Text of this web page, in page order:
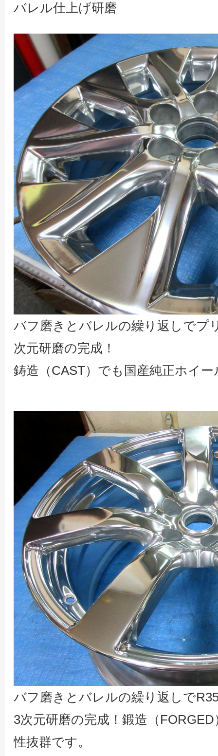
バレル仕上げ研磨
バフ磨きとバレルの繰り返しでプ
次元研磨の完成！
鋳造（CAST）でも国産純正ホイ
バフ磨きとバレルの繰り返しで
3次元研磨の完成！鍛造（
性抜群です。